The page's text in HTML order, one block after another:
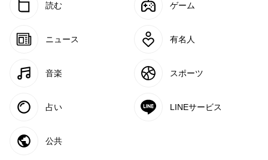
読む ゲーム
ニュース 有名人
音楽 スポーツ
占い LINEサービス
公共